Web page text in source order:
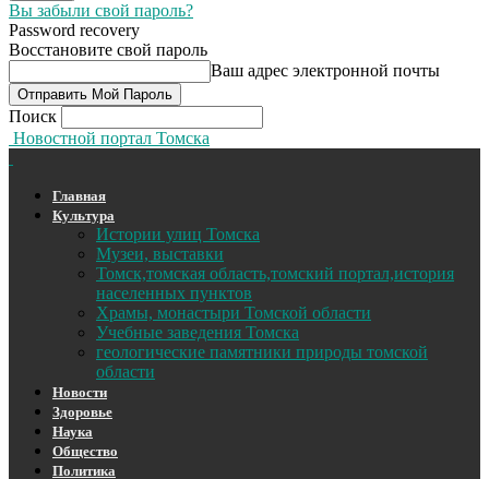
Вы забыли свой пароль?
Password recovery
Восстановите свой пароль
Ваш адрес электронной почты
Поиск
Новостной портал Томска
Главная
Культура
Истории улиц Томска
Музеи, выставки
Томск,томская область,томский портал,история
населенных пунктов
Храмы, монастыри Томской области
Учебные заведения Томска
геологические памятники природы томской
области
Новости
Здоровье
Наука
Общество
Политика